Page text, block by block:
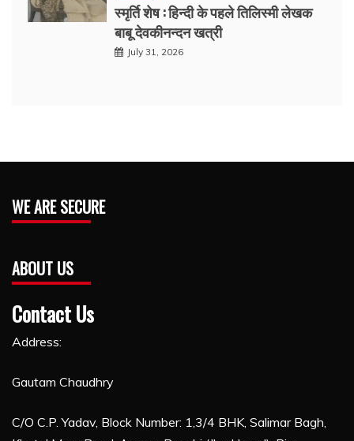
स्मृर्ति शेष : हिन्दी के पहले तिलिस्मी लेखक
बाबू देवकीनन्दन खत्री
July 31, 2026
WE ARE SECURE
ABOUT US
Contact Us
Address:
Gautam Chaudhry
C/O C.P. Yadav, Block Number: 1,3/4 BHK, Salimar Bagh,